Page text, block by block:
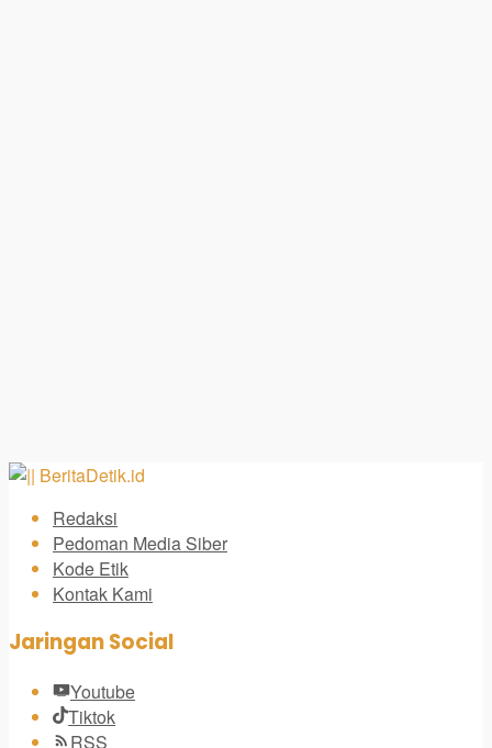
Redaksi
Pedoman Media Siber
Kode Etik
Kontak Kami
Jaringan Social
Youtube
Tiktok
RSS